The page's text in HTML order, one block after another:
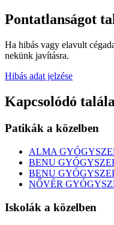
Pontatlanságot
Ha hibás vagy elavult
nekünk javításra.
Hibás adat jelzése
Kapcsolódó
Patikák a közelben
ALMA
BENU
BENU
NŐVÉR
Iskolák a közelben